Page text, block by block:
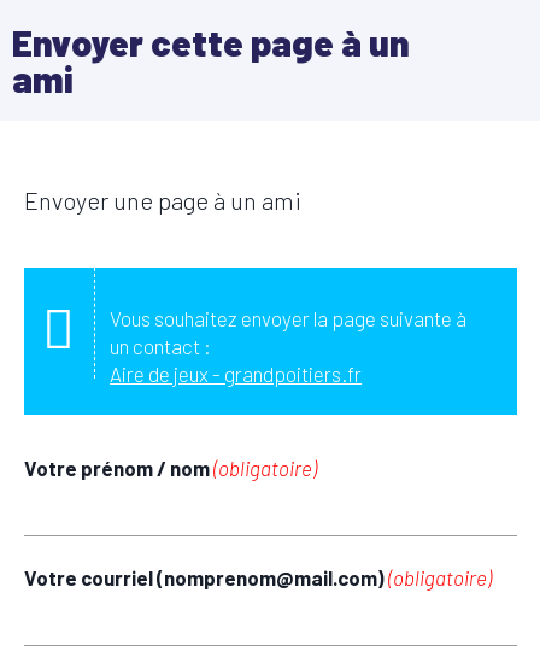
Envoyer cette page à un
ami
Envoyer une page à un ami
Vous souhaitez envoyer la page suivante à
un contact :
Aire de jeux - grandpoitiers.fr
Votre prénom / nom(obligatoire)
Votre courriel (nomprenom@mail.com)(obligatoire)